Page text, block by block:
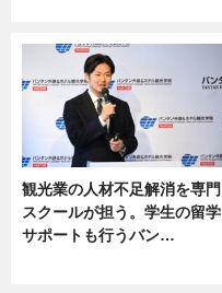
観光業の人材不足解消を専門
スクールが担う。学生の留学
サポートも行うバン…